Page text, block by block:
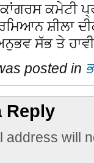
ਕਾਂਗਰਸ ਕਮੇਟੀ
ਸ਼ੀਲਾ
ਸੱਭ ਤੇ ਹਾਵੀ
posted in
Reply
address will